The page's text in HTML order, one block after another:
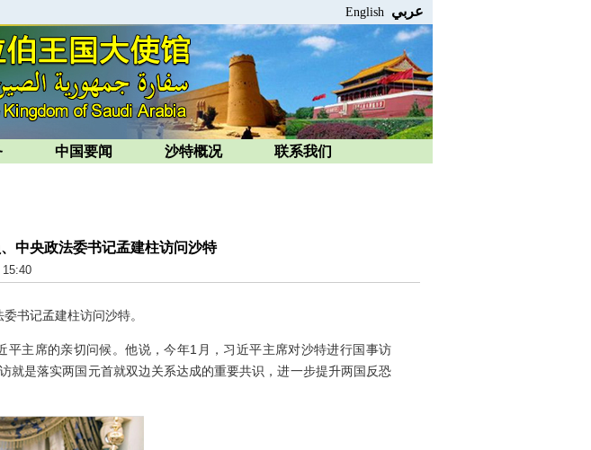
English عربي
中国要闻 沙特概况 联系我们
中央政法委书记孟建柱访问沙特
15:40
书记孟建柱访问沙特。
主席的亲切问候。他说，今年1月，习近平主席对沙特进行国事访
就是落实两国元首就双边关系达成的重要共识，进一步提升两国反恐